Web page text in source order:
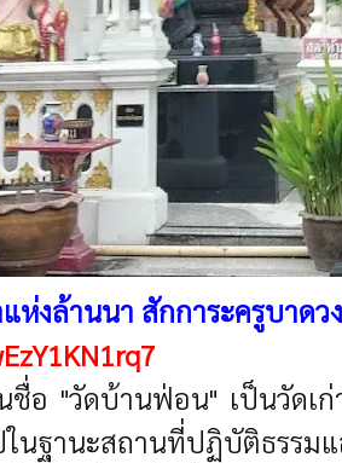
งล้านนา สักการะครูบาดว
ชื่อ "วัดบ้านฟ่อน" เป็นวัดเ
นฐานะสถานที่ปฏิบัติธรรม